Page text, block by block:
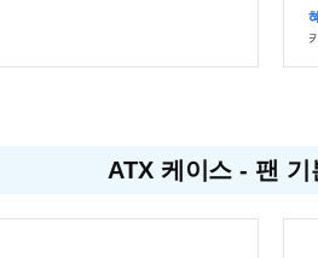
ATX 케이스 - 팬 기